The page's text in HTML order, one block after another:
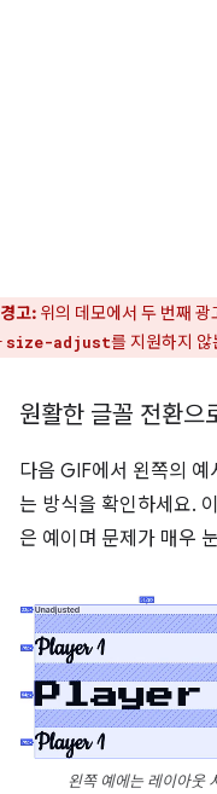
경고: 위의 데모에서 두 번째
size-adjust를 지원하지
원활한 글꼴 전환으
다음 GIF에서 왼쪽의
는 방식을 확인하세요.
은 예이며 문제가 매우
왼쪽 예에는 레이아웃